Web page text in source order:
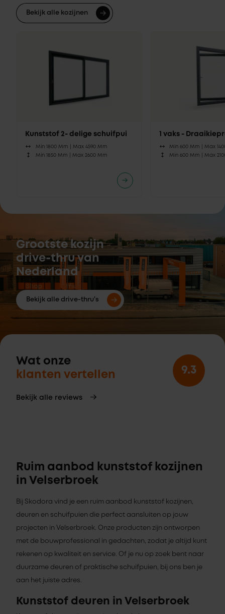
Bekijk alle kozijnen
Kunststof 2- delige schuifpui
Min 1800 Mm | Max 4590 Mm
Min 1850 Mm | Max 2600 Mm
1 vaks -
Min 600 Mm |Max
Min 600 Mm |Max
Grootste kozijn
drive-thru van
Nederland
Bekijk alle drive-thru's
Wat onze
klanten vertellen
Bekijk alle reviews
9.3
Ruim aanbod kunststof kozijnen
in Velserbroek
Bij Skodora vind je een ruim aanbod kunststof kozijnen,
deuren en schuifpuien die perfect aansluiten op jouw
projecten in Velserbroek. Onze producten zijn ontworpen
met de bouwprofessional in gedachten, zodat je altijd kunt
rekenen op kwaliteit en service. Of je nu op zoek bent naar
duurzame deuren of praktische schuifpuien, bij ons ben je
aan het juiste adres.
Kunststof deuren in Velserbroek